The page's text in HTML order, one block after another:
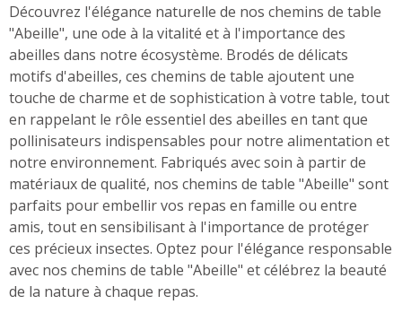
Découvrez l'élégance naturelle de nos chemins de table
"Abeille", une ode à la vitalité et à l'importance des
abeilles dans notre écosystème. Brodés de délicats
motifs d'abeilles, ces chemins de table ajoutent une
touche de charme et de sophistication à votre table, tout
en rappelant le rôle essentiel des abeilles en tant que
pollinisateurs indispensables pour notre alimentation et
notre environnement. Fabriqués avec soin à partir de
matériaux de qualité, nos chemins de table "Abeille" sont
parfaits pour embellir vos repas en famille ou entre
amis, tout en sensibilisant à l'importance de protéger
ces précieux insectes. Optez pour l'élégance responsable
avec nos chemins de table "Abeille" et célébrez la beauté
de la nature à chaque repas.